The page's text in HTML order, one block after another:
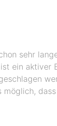
sehr
ein